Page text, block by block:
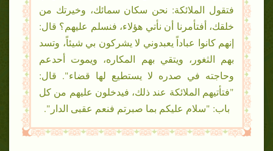
فتقول الملائكة: نحن سكان سمائك، وخيرتك من
خلقك، أفتأمرنا أن نأتي هؤلاء، فنسلم عليهم؟ قال:
إنهم كانوا عباداً يعبدوني لا يشركون بي شيئاً، وتسد
بهم الثغور، ويتقي بهم المكاره، ويموت أحدعم
وحاجته في صدره لا يستطيع لها قضاء". قال:
"فتأتيهم الملائكة عند ذلك، فيدخلون عليهم من كل
باب: "سلام عليكم بما صبرتم فنعم عقبى الدار".